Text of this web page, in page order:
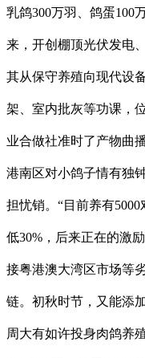
乳鸽300万羽、鸽蛋100
来，开创棚顶光伏发电
其从保守养殖向现代设
架、室内批灰等功课，
业合做社准时了产物曲
港南区对小鸽子情有独
担忧销。“目前养有
低30%，后来正在的激
接粤港澳大湾区市场等
链。初秋时节，又能添
周大有如许投身肉鸽养